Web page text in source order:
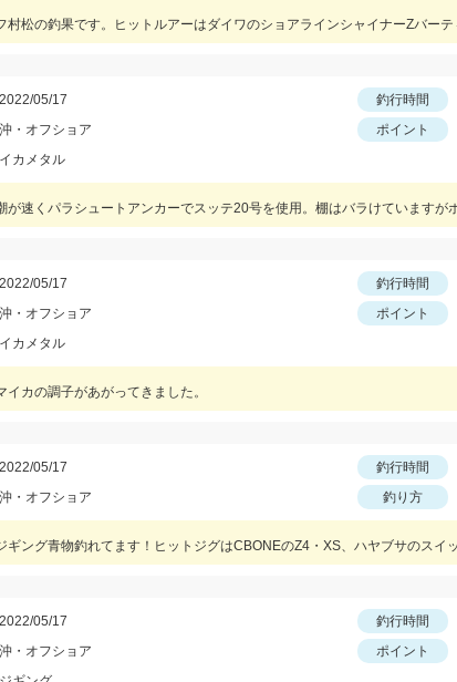
村松の釣果です。ヒットルアーはダイワのショアラインシャイナーZバーテ
2022/05/17 釣行時間
沖・オフショア ポイント
イカメタル
が速くパラシュートアンカーでスッテ20号を使用。棚はバラけていますが
2022/05/17 釣行時間
沖・オフショア ポイント
イカメタル
イカの調子があがってきました。
2022/05/17 釣行時間
沖・オフショア 釣り方
ギング青物釣れてます！ヒットジグはCBONEのZ4・XS、ハヤブサのスイ
2022/05/17 釣行時間
沖・オフショア ポイント